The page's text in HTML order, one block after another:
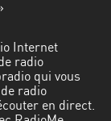
Internet
radio
qui vous
radio
en direct.